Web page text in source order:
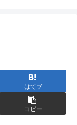
はてブ
コピー